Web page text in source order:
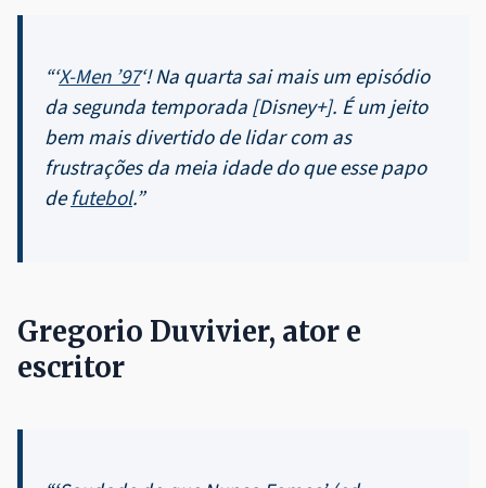
“‘X-Men ’97‘! Na quarta sai mais um episódio
da segunda temporada [Disney+]. É um jeito
bem mais divertido de lidar com as
frustrações da meia idade do que esse papo
defutebol.”
Gregorio Duvivier, ator e
escritor